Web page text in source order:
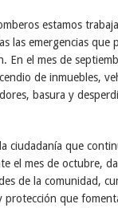
estamos
las emergencias que
En el mes de
de inmuebles,
basura y
ciudadanía que
el mes de octubre,
de la comunidad,
protección que